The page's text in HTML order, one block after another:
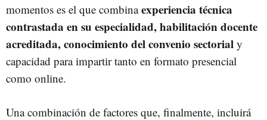
momentos es el que combinaexperiencia técnica
contrastada en su especialidad, habilitación docente
acreditada, conocimiento del convenio sectorial y
capacidad para impartir tanto en formato presencial
como online.
Una combinación de factores que, finalmente, incluirá